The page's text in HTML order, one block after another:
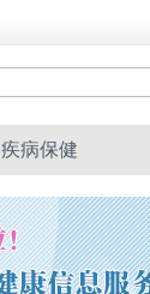
疾病保健